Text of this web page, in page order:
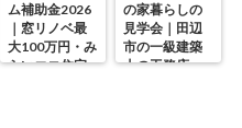
ム補助金2026
｜窓リノベ最
大100万円・み
らいエコ住宅
の家暮らしの
見学会｜田辺
市の一級建築
士の工務店・